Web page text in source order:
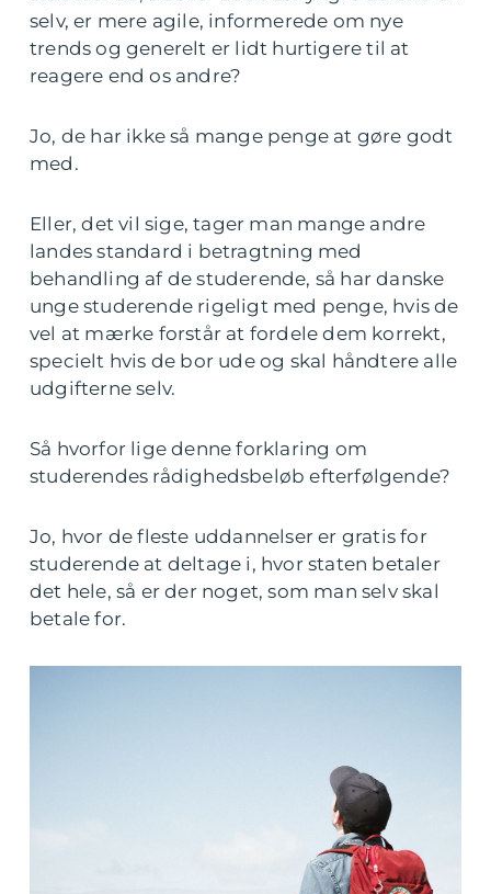
selv, er mere agile, informerede om nye
trends og generelt er lidt hurtigere til at
reagere end os andre?
Jo, de har ikke så mange penge at gøre godt
med.
Eller, det vil sige, tager man mange andre
landes standard i betragtning med
behandling af de studerende, så har danske
unge studerende rigeligt med penge, hvis de
vel at mærke forstår at fordele dem korrekt,
specielt hvis de bor ude og skal håndtere alle
udgifterne selv.
Så hvorfor lige denne forklaring om
studerendes rådighedsbeløb efterfølgende?
Jo, hvor de fleste uddannelser er gratis for
studerende at deltage i, hvor staten betaler
det hele, så er der noget, som man selv skal
betale for.